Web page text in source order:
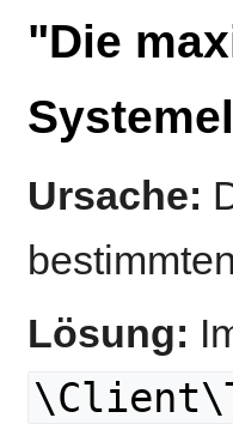
"Die
Ursache:
Lösung: